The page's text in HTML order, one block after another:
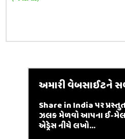
અમારી વેબસાઈટને
Share in India પર
ઝલક મેળવો આપના ઈ-
એડ્રેસ નીચે લખો...